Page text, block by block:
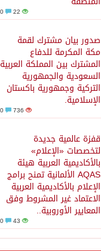
22
صدور بيان مشترك لقمة
مكة المكرمة للدفاع
المشترك بين المملكة العربية
السعودية والجمهورية
التركية وجمهورية باكستان
الإسلامية.
736
قفزة عالمية جديدة
لتخصصات «الإعلام»
بالأكاديمية العربية هيئة
AQAS الألمانية تمنح برامج
الإعلام بالأكاديمية العربية
الاعتماد غير المشروط وفق
المعايير الأوروبية..
43